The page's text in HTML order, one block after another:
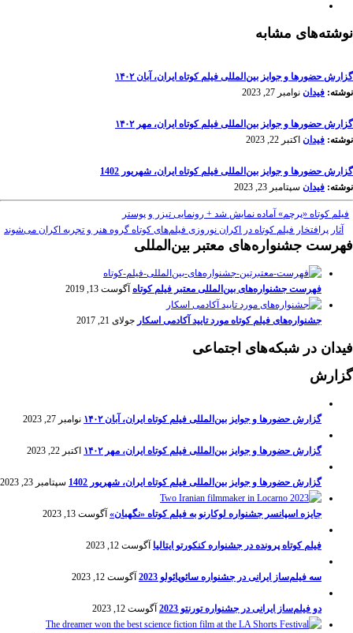
نوشته‌های مشابه
گزارش حضورها و جوایز بین‌المللی فیلم کوتاه ایران، آبان ۱۴۰۲
نوشته: فیدان نوامبر 27, 2023
گزارش حضورها و جوایز بین‌المللی فیلم کوتاه ایران، مهر ۱۴۰۲
نوشته: فیدان اکتبر 22, 2023
گزارش حضورها و جوایز بین‌المللی فیلم کوتاه ایران، شهریور 1402
نوشته: فیدان سپتامبر 23, 2023
فیلم کوتاه «پرچم» آماده نمایش شد + رونمایی تیزر و پوستر
آثار پرافتخار فیلم کوتاه در اکران نوروزی فیلم‌های کوتاه گروه هنر و تجربه اکران می‌شوند
فهرست جشنواره‌های معتبر بین‌المللی
فهرست جشنواره‌های بین‌المللی معتبر فیلم کوتاه آگوست 13, 2019
جشنواره‌های فیلم کوتاه مورد تایید آکادمی اسکار جولای 21, 2017
فیدان در شبکه‌های اجتماعی
گزارش
گزارش حضورها و جوایز بین‌المللی فیلم کوتاه ایران، آبان ۱۴۰۲ نوامبر 27, 2023
گزارش حضورها و جوایز بین‌المللی فیلم کوتاه ایران، مهر ۱۴۰۲ اکتبر 22, 2023
گزارش حضورها و جوایز بین‌المللی فیلم کوتاه ایران، شهریور 1402 سپتامبر 23, 2023
جایزه اسپانسر جشنواره لوکارنو به فیلم کوتاه «نگهبان» آگوست 13, 2023
فیلم کوتاه پرونده در جشنواره کنکورتو ایتالیا آگوست 12, 2023
سه فیلم‌ساز ایرانی در جشنواره سائوپائولو 2023 آگوست 12, 2023
دو فیلم‌ساز ایرانی در جشنواره تورنتو 2023 آگوست 12, 2023